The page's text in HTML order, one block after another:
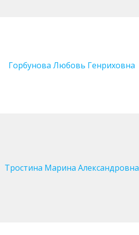
Горбунова Любовь Генриховна
Тростина Марина Александровна